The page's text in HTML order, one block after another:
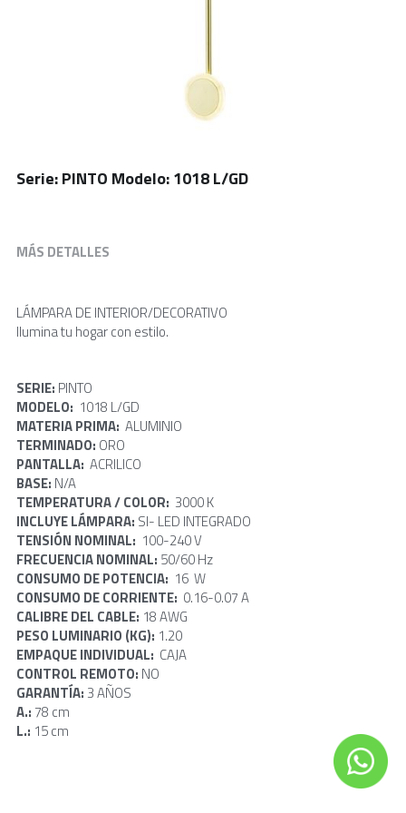
Serie: PINTO Modelo: 1018 L/GD
MÁS DETALLES
LÁMPARA DE INTERIOR/DECORATIVO
Ilumina tu hogar con estilo.
SERIE: PINTO
MODELO: 1018 L/GD
MATERIA PRIMA: ALUMINIO
TERMINADO: ORO
PANTALLA: ACRILICO
BASE: N/A
TEMPERATURA / COLOR: 3000 K
INCLUYE LÁMPARA: SI- LED INTEGRADO
TENSIÓN NOMINAL: 100-240 V
FRECUENCIA NOMINAL: 50/60 Hz
CONSUMO DE POTENCIA: 16  W
CONSUMO DE CORRIENTE: 0.16-0.07 A
CALIBRE DEL CABLE: 18 AWG
PESO LUMINARIO (KG): 1.20
EMPAQUE INDIVIDUAL: CAJA
CONTROL REMOTO: NO
GARANTÍA: 3 AÑOS
A.: 78 cm
L.: 15 cm